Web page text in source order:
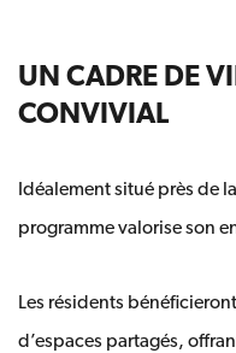
UN CADRE DE
CONVIVIAL
Idéalement situé près de
programme valorise son
Les résidents
d’espaces partagés,